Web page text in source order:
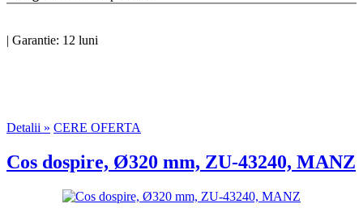
| Garantie: 12 luni
Detalii » CERE OFERTA
Cos dospire, Ø320 mm, ZU-43240, MANZ